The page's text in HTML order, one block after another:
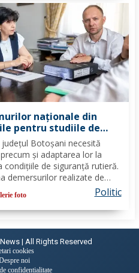
naționale din
pentru studiile de
Botoșani necesită
și adaptarea lor la
condițiile de siguranță rutieră.
demersurilor realizate de
Regională de Drumuri
foto Politic
| All Rights Reserved
cookies
noi
confidențialitate